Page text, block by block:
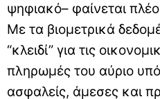
ψηφιακό– φαίνεται
Με τα βιομετρικά
“κλειδί” για τις
πληρωμές του αύριο
ασφαλείς, άμεσες και